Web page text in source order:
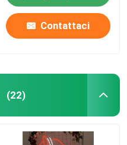
Contattaci
(22)